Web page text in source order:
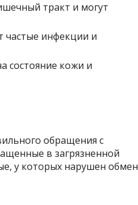
тракт и могут
частые инфекции и
состояние кожи и
обращения с
в загрязненной
у которых нарушен обмен